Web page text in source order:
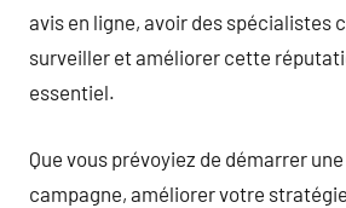
avis en ligne, avoir des spécialistes
surveiller et améliorer cette
essentiel.
Que vous prévoyiez de démarrer
campagne, améliorer votre